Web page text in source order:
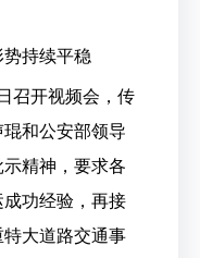
持续平稳
召开视频会，传
和公安部领导
精神，要求各
功经验，再接
大道路交通事